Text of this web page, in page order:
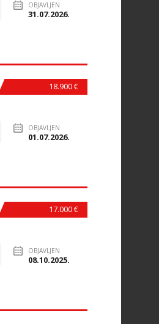
OBJAVLJEN
31.07.2026.
18.900 €
OBJAVLJEN
01.07.2026.
17.000 €
OBJAVLJEN
08.10.2025.